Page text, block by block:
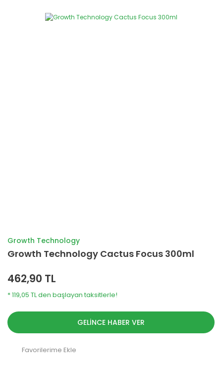
Growth Technology
Growth Technology Cactus Focus 300ml
462,90 TL
* 119,05 TL den başlayan taksitlerle!
GELİNCE HABER VER